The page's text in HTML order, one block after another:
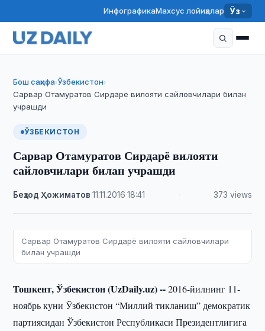
ИнфографикаМахсус лойиҳалар Ўз
Бош саҳифа›Ўзбекистон›
Сарвар Отамуратов Сирдарё вилояти сайловчилари билан
учрашди
ЎЗБЕКИСТОН
Сарвар Отамуратов Сирдарё вилояти
сайловчилари билан учрашди
Беҳзод Ҳожиматов ·11.11.2016 ·18:41 373 views
Сарвар Отамуратов Сирдарё вилояти сайловчилари
билан учрашди
Тошкент, Ўзбекистон (UzDaily.uz) --2016-йилнинг 11-
ноябрь куни Ўзбекистон “Миллий тикланиш” демократик
партиясидан Ўзбекистон Республикаси Президентлигига